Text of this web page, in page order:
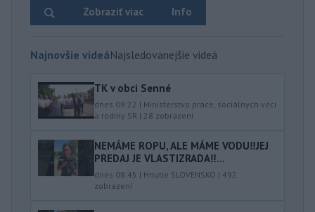
Info
Zobraziť viac
Najnovšie videáNajsledovanejšie videá
TK v obci Senné
dnes 09:22 | Ministerstvo práce, sociálnych vecí
a rodiny SR | 28 zobrazení
NEMÁME ROPU, ALE MÁME VODU‼️JEJ
PREDAJ JE VLASTIZRADA‼️...
dnes 08:45 | Hnutie SLOVENSKO | 492
zobrazení